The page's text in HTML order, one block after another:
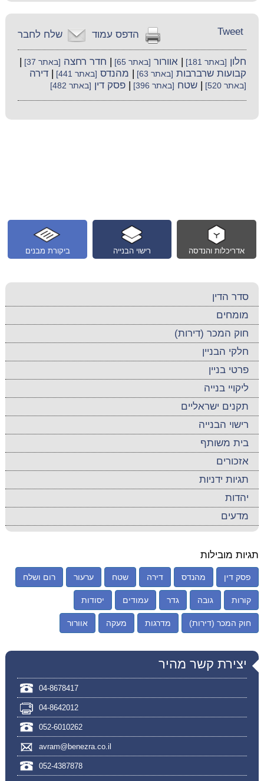
שלח לחבר הדפס עמוד Tweet
חלון [באתר 181] |אוורור [באתר 65] חדר רחצה [באתר 37]
קבועות שרברבות [באתר 63] מהנדס [באתר 441] |דירה
[באתר 520] |שטח [באתר 396] |פסק דין [באתר 482]
ביקורת מבנים רישוי הבנייה אדריכלות והנדסה
סדר הדין
מומחים
חוק המכר (דירות)
חלקי הבניין
פרטי בניין
ליקויי בנייה
תקנים ישראליים
רישוי הבנייה
בית משותף
אזכורים
תגיות ידניות
יהדות
מדעים
תגיות מובילות
פסק דין מהנדס דירה שטח ערעור רום ושלח
קורות גובה גדר עמודים יסודות
חוק המכר (דירות) מדרגות מעקה אוורור
יצירת קשר מהיר
04-8678417
04-8642012
052-6010262
avram@benezra.co.il
052-4387878